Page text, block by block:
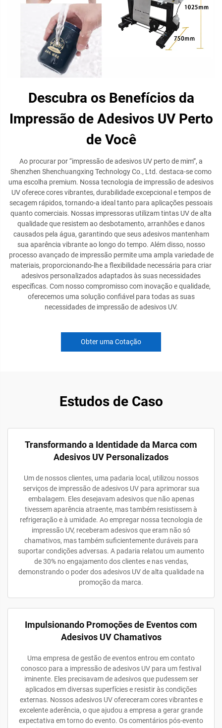
Descubra os Benefícios da
Impressão de Adesivos UV Perto
de Você
Ao procurar por “impressão de adesivos UV perto de mim”, a
Shenzhen Shenchuangxing Technology Co., Ltd. destaca-se como
uma escolha premium. Nossa tecnologia de impressão de adesivos
UV oferece cores vibrantes, durabilidade excepcional e tempos de
secagem rápidos, tornando-a ideal tanto para aplicações pessoais
quanto comerciais. Nossas impressoras utilizam tintas UV de alta
qualidade que resistem ao desbotamento, arranhões e danos
causados pela água, garantindo que seus adesivos mantenham
sua aparência vibrante ao longo do tempo. Além disso, nosso
processo avançado de impressão permite uma ampla variedade de
materiais, proporcionando-lhe a flexibilidade necessária para criar
adesivos personalizados adaptados às suas necessidades
específicas. Com nosso compromisso com inovação e qualidade,
oferecemos uma solução confiável para todas as suas
necessidades de impressão de adesivos UV.
Obter uma Cotação
Estudos de Caso
Transformando a Identidade da Marca com
Adesivos UV Personalizados
Um de nossos clientes, uma padaria local, utilizou nossos
serviços de impressão de adesivos UV para aprimorar sua
embalagem. Eles desejavam adesivos que não apenas
tivessem aparência atraente, mas também resistissem à
refrigeração e à umidade. Ao empregar nossa tecnologia de
impressão UV, receberam adesivos que eram não só
chamativos, mas também suficientemente duráveis para
suportar condições adversas. A padaria relatou um aumento
de 30% no engajamento dos clientes e nas vendas,
demonstrando o poder dos adesivos UV de alta qualidade na
promoção da marca.
Impulsionando Promoções de Eventos com
Adesivos UV Chamativos
Uma empresa de gestão de eventos entrou em contato
conosco para a impressão de adesivos UV para um festival
iminente. Eles precisavam de adesivos que pudessem ser
aplicados em diversas superfícies e resistir às condições
externas. Nossos adesivos UV ofereceram cores vibrantes e
excelente aderência, o que ajudou a empresa a gerar grande
expectativa em torno do evento. Os comentários pós-evento